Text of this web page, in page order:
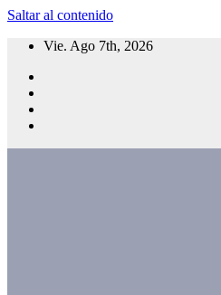
Saltar al contenido
Vie. Ago 7th, 2026